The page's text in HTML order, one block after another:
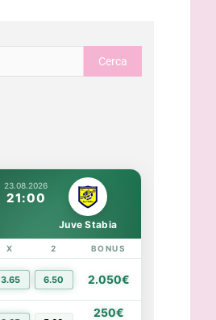
23.08.2026
21:00
Juve Stabia
X 2 BONUS
3.65 6.50 2.050€
250€